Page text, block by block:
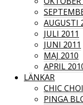
AUGUSTI
JULI 2011
JUNI 2011
MAJ 2010
APRIL
LÄNKAR
CHIC
PINGA